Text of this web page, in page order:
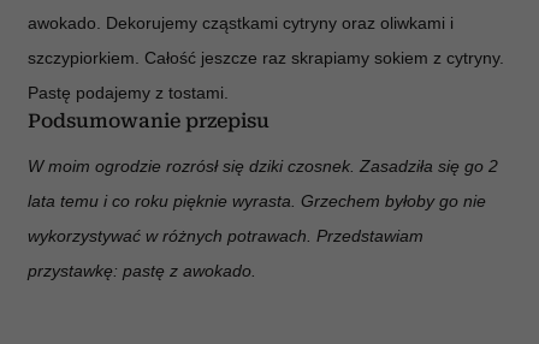
awokado. Dekorujemy cząstkami cytryny oraz oliwkami i
szczypiorkiem. Całość jeszcze raz skrapiamy sokiem z cytryny.
Pastę podajemy z tostami.
Podsumowanie przepisu
W moim ogrodzie rozrósł się dziki czosnek. Zasadziła się go 2
lata temu i co roku pięknie wyrasta. Grzechem byłoby go nie
wykorzystywać w różnych potrawach. Przedstawiam
przystawkę: pastę z awokado.